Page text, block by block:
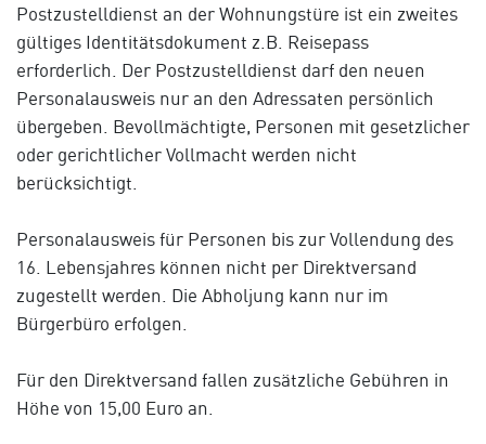
Postzustelldienst an der Wohnungstüre ist ein zweites
gültiges Identitätsdokument z.B. Reisepass
erforderlich. Der Postzustelldienst darf den neuen
Personalausweis nur an den Adressaten persönlich
übergeben. Bevollmächtigte, Personen mit gesetzlicher
oder gerichtlicher Vollmacht werden nicht
berücksichtigt.
Personalausweis für Personen bis zur Vollendung des
16. Lebensjahres können nicht per Direktversand
zugestellt werden. Die Abholjung kann nur im
Bürgerbüro erfolgen.
Für den Direktversand fallen zusätzliche Gebühren in
Höhe von 15,00 Euro an.